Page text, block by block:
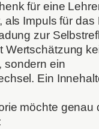
für eine
als Impuls für das
zur
Wertschätzung
sondern ein
Ein
möchte genau